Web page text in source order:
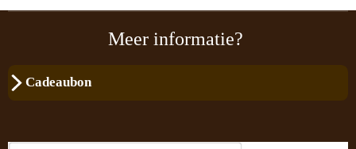
Meer informatie?
Cadeaubon